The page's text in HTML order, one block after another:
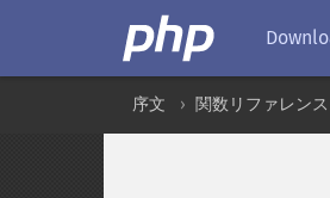
序文 関数リファレンス